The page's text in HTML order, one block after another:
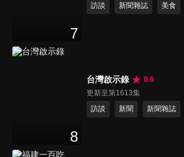
7
訪談
新聞雜誌 美食
8
台灣啟示錄
8.6
更新至第1613集
訪談
新聞 新聞雜誌